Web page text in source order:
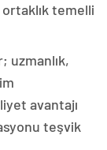
temelli
uzmanlık,
avantajı
teşvik